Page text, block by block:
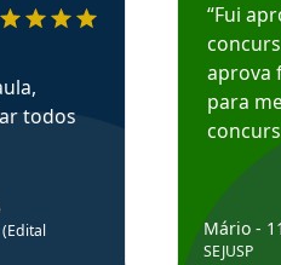
todos
(Edital
“Fui
aprova
para
Mário -
SEJUSP